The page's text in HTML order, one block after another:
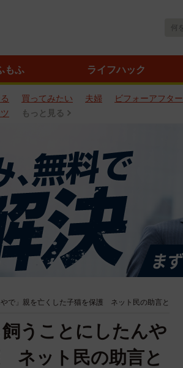
もふ ライフハック
買ってみたい 夫婦 ビフォーアフター
もっと見る
で」親を亡くした子猫を保護 ネット民の助言と
うことにしたんや
ネット民の助言と